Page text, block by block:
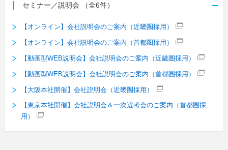
セミナー／説明会 （全6件）
【オンライン】会社説明会のご案内（近畿圏採用）
【オンライン】会社説明会のご案内（首都圏採用）
【動画型WEB説明会】会社説明会のご案内（近畿圏採用）
【動画型WEB説明会】会社説明会のご案内（首都圏採用）
【大阪本社開催】会社説明会（近畿圏採用）
【東京本社開催】会社説明会＆一次選考会のご案内（首都圏採
用）